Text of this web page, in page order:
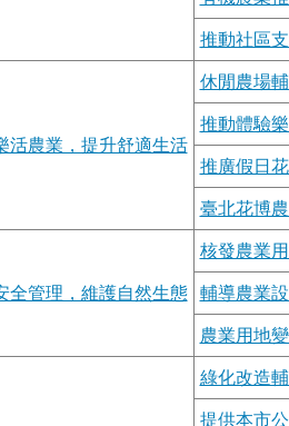
推動社區
活農業，提升舒適生活
休閒農場
推動體驗
推廣假日
臺北花博
全管理，維護自然生態
核發農業
輔導農業
農業用地
綠化改造
提供本市